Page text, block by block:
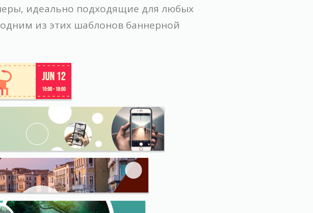
идеально подходящие для любых
из этих шаблонов баннерной